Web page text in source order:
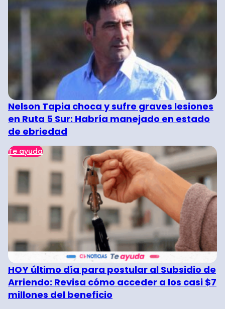
Nelson Tapia choca y sufre graves lesiones
en Ruta 5 Sur: Habría manejado en estado
de ebriedad
Te ayuda
HOY último día para postular al Subsidio de
Arriendo: Revisa cómo acceder a los casi $7
millones del beneficio